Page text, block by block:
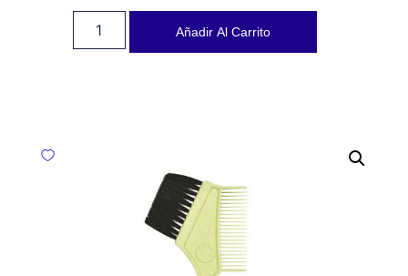
Añadir Al Carrito